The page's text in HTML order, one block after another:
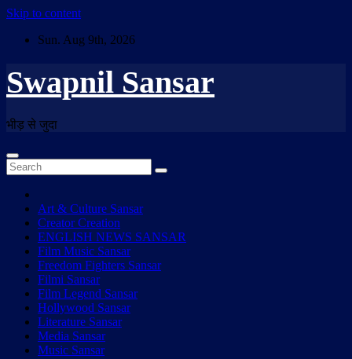
Skip to content
Sun. Aug 9th, 2026
Swapnil Sansar
भीड़ से जुदा
Art & Culture Sansar
Creator Creation
ENGLISH NEWS SANSAR
Film Music Sansar
Freedom Fighters Sansar
Filmi Sansar
Film Legend Sansar
Hollywood Sansar
Literature Sansar
Media Sansar
Music Sansar